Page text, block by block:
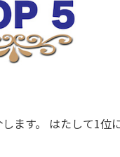
ます。 はたして1位